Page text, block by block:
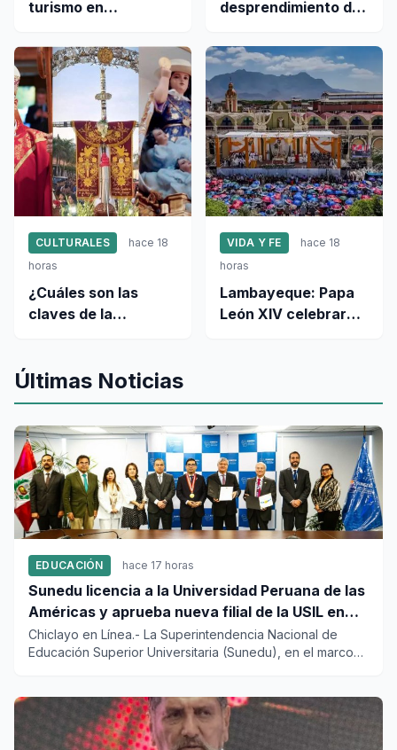
turismo en
hacer si tengo un
negocio
gastronómico?
desprendimiento de
los pacientes?
CULTURALES
hace 18
horas
¿Cuáles son las
claves de la
papa León XIV?
VIDA Y FE
hace 18
horas
Lambayeque: Papa
León XIV celebrará
Últimas Noticias
EDUCACIÓN hace 17 horas
Sunedu licencia a la Universidad Peruana de las
Américas y aprueba nueva filial de la USIL en
Arequipa
Chiclayo en Línea.- La Superintendencia Nacional de
Educación Superior Universitaria (Sunedu), en el marco